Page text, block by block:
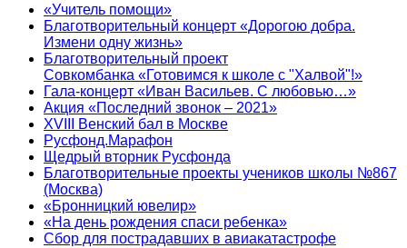
«Учитель помощи»
Благотворительный концерт «Дорогою добра.
Измени одну жизнь»
Благотворительный проект
Совкомбанка «Готовимся к школе с "Халвой"!»
Гала-концерт «Иван Васильев. С любовью…»
Акция «Последний звонок – 2021»
XVIII Венский бал в Москве
Русфонд.Марафон
Щедрый вторник Русфонда
Благотворительные проекты учеников школы №867
(Москва)
«Бронницкий ювелир»
«На день рождения спаси ребенка»
Сбор для пострадавших в авиакатастрофе